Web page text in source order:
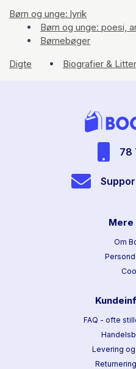
Børn og unge: lyrik
Børn og unge: poesi,
Børnebøger
Digte
Biografier &
78
Mere
Om
FAQ - ofte
Levering